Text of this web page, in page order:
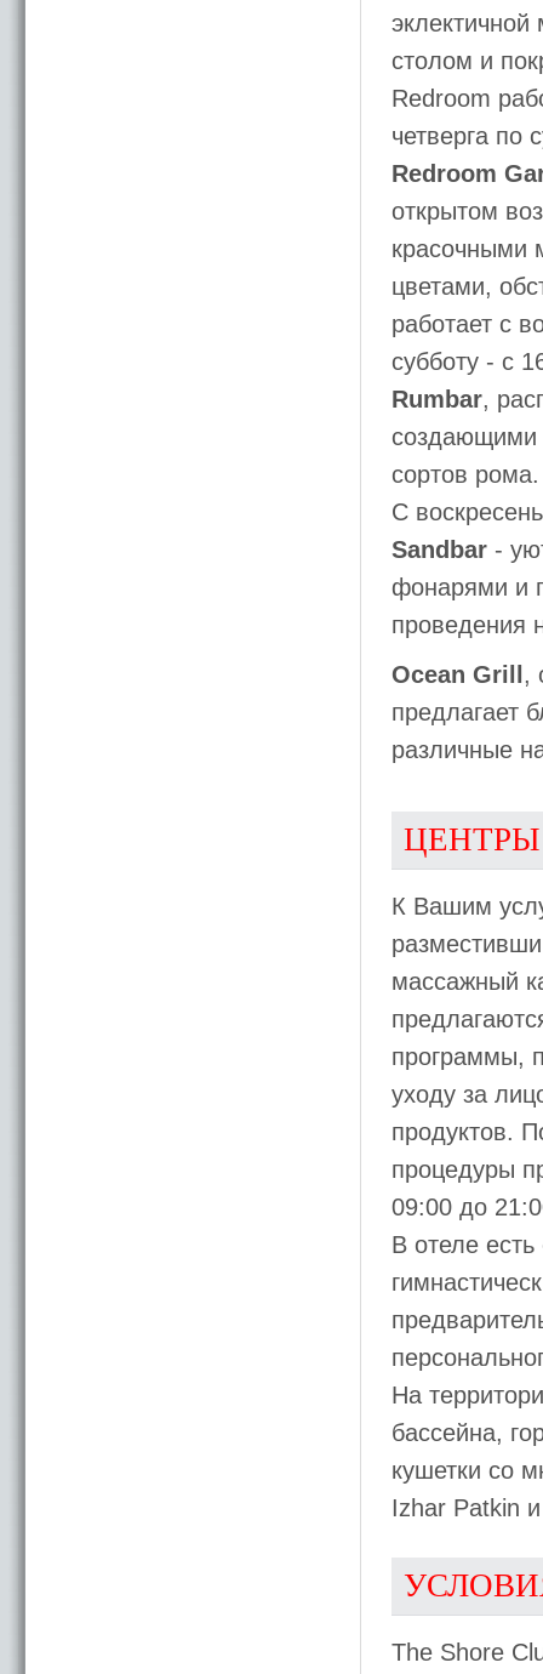
столом и
Redroom
четверга по
Redroom
открытом
красочными
цветами,
работает с
субботу - с
Rumbar,
создающими
сортов
С
Sandbar -
фонарями и
проведения
Ocean Grill ,
предлагает
различные
К Вашим
массажный
программы,
уходу за
продуктов.
процедуры
09:00 до
В отеле
На
бассейна,
кушетки со
Izhar Patkin
The Shore